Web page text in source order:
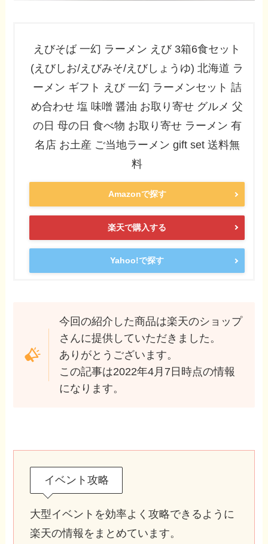
えびそば 一幻 ラーメン えび 3箱6食セット
(えびしお/えびみそ/えびしょうゆ) 北海道 ラ
ーメン ギフト えび 一幻 ラーメンセット 詰
め合わせ 塩 味噌 醤油 お取り寄せ グルメ 父
の日 母の日 食べ物 お取り寄せ ラーメン 有
名店 お土産 ご当地ラーメン gift set 送料無
料
Amazonで探す
楽天で購入する
Yahoo!で探す
今回の紹介した商品は楽天のショップ
さんに提供していただきました。
ありがとうございます。
この記事は2022年4月7日時点の情報
になります。
イベント攻略
大型イベントを効率よく攻略できるように
楽天の情報をまとめています。